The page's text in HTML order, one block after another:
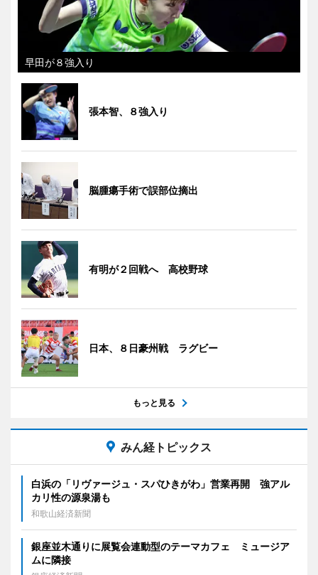
早田が８強入り
張本智、８強入り
脳腫瘍手術で誤部位摘出
有明が２回戦へ 高校野球
日本、８日豪州戦 ラグビー
もっと見る
みん経トピックス
白浜の「リヴァージュ・スパひきがわ」営業再開 強アル
カリ性の源泉湯も
和歌山経済新聞
銀座並木通りに展覧会連動型のテーマカフェ ミュージア
ムに隣接